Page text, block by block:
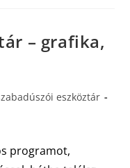
– grafika,
eszköztár
programot,